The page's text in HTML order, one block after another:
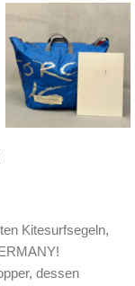
Kitesurfsegeln,
dessen